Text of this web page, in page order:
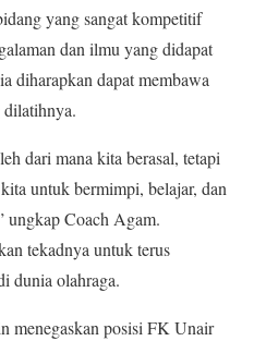
yang sangat kompetitif
dan ilmu yang didapat
diharapkan dapat membawa
dari mana kita berasal, tetapi
untuk bermimpi, belajar, dan
ungkap Coach Agam.
tekadnya untuk terus
dunia olahraga.
menegaskan posisi FK Unair